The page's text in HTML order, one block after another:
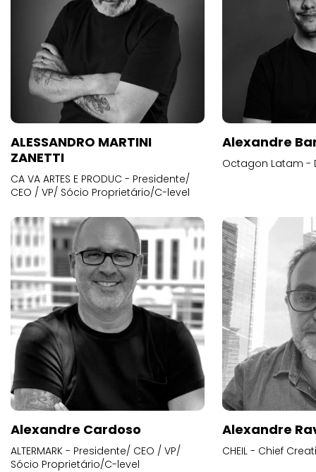
ALESSANDRO MARTINI
ZANETTI
CA VA ARTES E PRODUC - Presidente/
CEO / VP/ Sócio Proprietário/C-level
Alexandre
Octagon Latam -
Alexandre Cardoso
ALTERMARK - Presidente/ CEO / VP/
Sócio Proprietário/C-level
Alexandre
CHEIL - Chief